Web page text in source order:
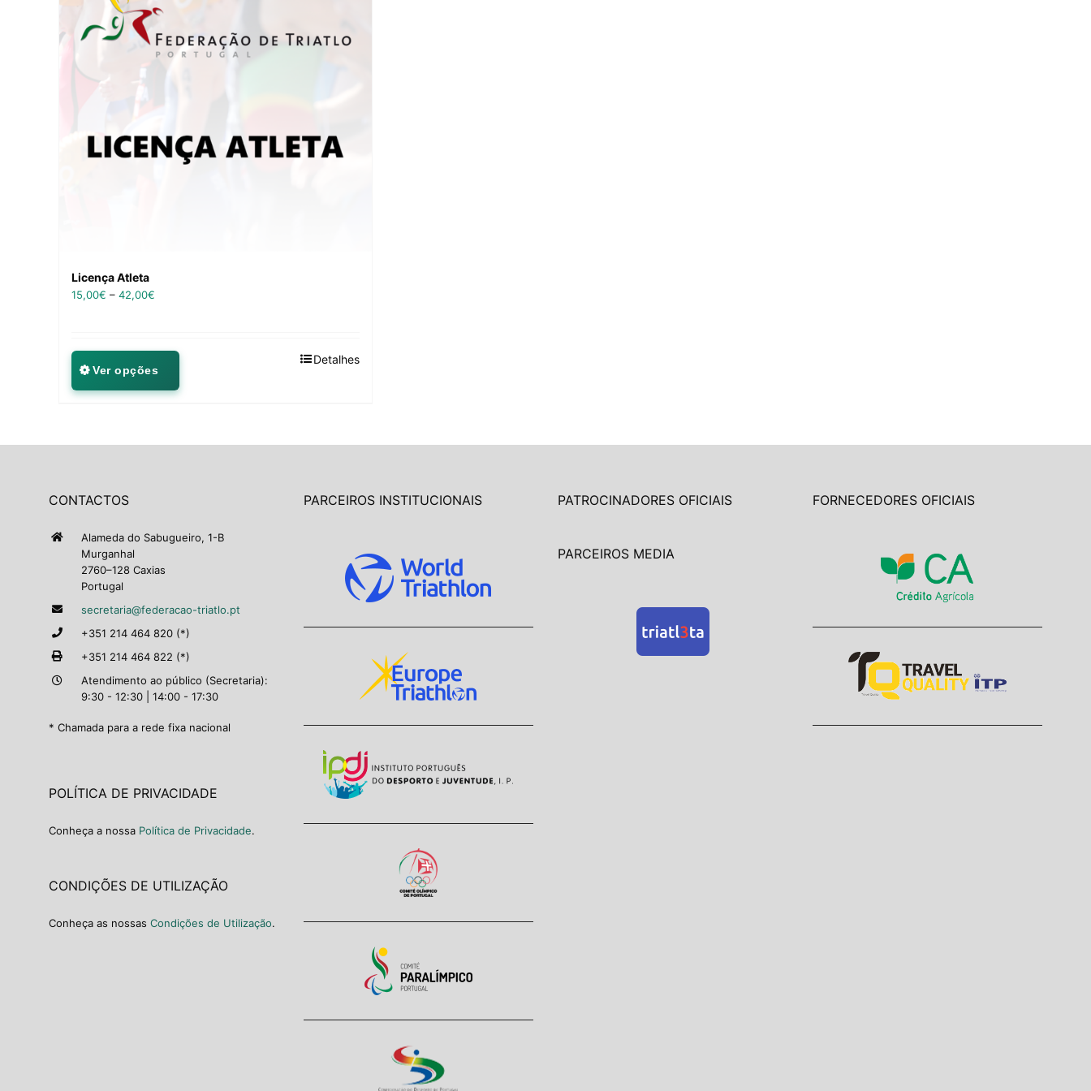
Licença Atleta
15,00€ – 42,00€
Ver opções
Detalhes
CONTACTOS
Alameda do Sabugueiro, 1-B
Murganhal
2760–128 Caxias
Portugal
secretaria@federacao-triatlo.pt
+351 214 464 820 (*)
+351 214 464 822 (*)
Atendimento ao público (Secretaria):
9:30 - 12:30 | 14:00 - 17:30
* Chamada para a rede fixa nacional
POLÍTICA DE PRIVACIDADE
Conheça a nossa Política de Privacidade.
CONDIÇÕES DE UTILIZAÇÃO
Conheça as nossas Condições de Utilização.
PARCEIROS INSTITUCIONAIS PATROCINADORES OFICIAIS
PARCEIROS MEDIA
FORNECEDORES OFICIAIS